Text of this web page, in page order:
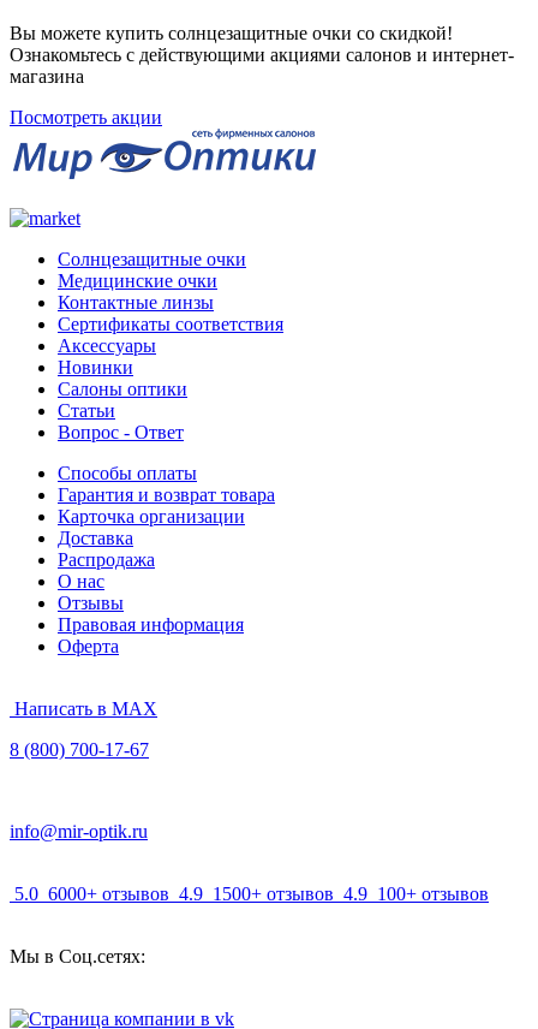
Вы можете купить солнцезащитные очки со скидкой!
Ознакомьтесь с действующими акциями салонов и интернет-
магазина
Посмотреть акции
Солнцезащитные очки
Медицинские очки
Контактные линзы
Сертификаты соответствия
Аксессуары
Новинки
Салоны оптики
Статьи
Вопрос - Ответ
Способы оплаты
Гарантия и возврат товара
Карточка организации
Доставка
Распродажа
О нас
Отзывы
Правовая информация
Оферта
Написать в MAX
8 (800) 700-17-67
info@mir-optik.ru
5.0 6000+ отзывов 4.9 1500+ отзывов 4.9 100+ отзывов
Мы в Соц.сетях: